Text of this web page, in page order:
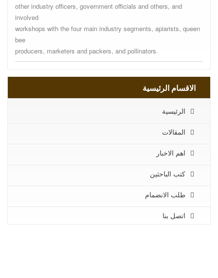
other industry officers, government officials and others, and
involved
workshops with the four main industry segments, apiarists, queen
bee
producers, marketers and packers, and pollinators.
الاقسام الرئيسية
الرئيسية
المقالات
اهم الاخبار
كتب الباحثين
طلب الانضمام
اتصل بنا